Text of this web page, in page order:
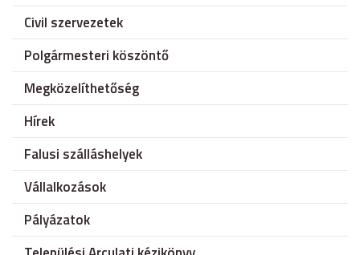
Civil szervezetek
Polgármesteri köszöntő
Megközelíthetőség
Hírek
Falusi szálláshelyek
Vállalkozások
Pályázatok